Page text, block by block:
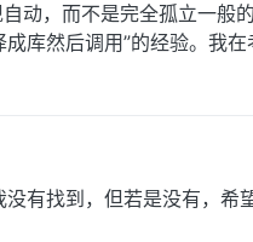
动，而不是完全孤立一般
成库然后调用”的经验。我
有找到，但若是没有，希